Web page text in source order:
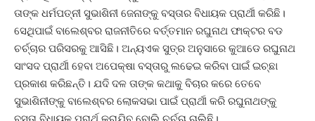
ତାଙ୍କ ଧର୍ମପତ୍ନୀ ସୁଭାଶିନୀ ଜେନାଙ୍କୁ ବସ୍ତାର ବିଧାୟକ ପ୍ରାର୍ଥୀ କରିଛି।
ସେଥିପାଇଁ ବାଲେଶ୍ବର ରାଜନୀତିରେ ବର୍ତ୍ତମାନ ରଘୁନାଥ ଫାକ୍ଟର ବଡ
ଚର୍ଚ୍ଚାର ପରିସରକୁ ଆସିଛି। ଅନ୍ୟଏକ ସୁତ୍ର ଅନୁସାରେ କୁଆଡେ ରଘୁନାଥ
ସାଂସଦ ପ୍ରାର୍ଥୀ ହେବା ଅପେକ୍ଷା ବସ୍ତାରୁ ଲଢେଇ କରିବା ପାଇଁ ଇଚ୍ଛା
ପ୍ରକାଶ କରିଛନ୍ତି। ଯଦି ଦଳ ତାଙ୍କ କଥାକୁ ବିଚାର କରେ ତେବେ
ସୁଭାଶିନୀଙ୍କୁ ବାଲେଶ୍ବର ଲୋକସଭା ପାଇଁ ପ୍ରାର୍ଥୀ କରି ରଘୁନାଥଙ୍କୁ